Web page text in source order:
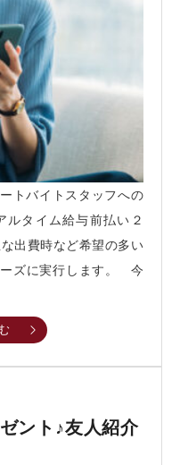
959
日・祝日定休
トバイトスタッフへの
ルタイム給与前払い２
出費時など希望の多い
ーズに実行します。 今
ント♪友人紹介